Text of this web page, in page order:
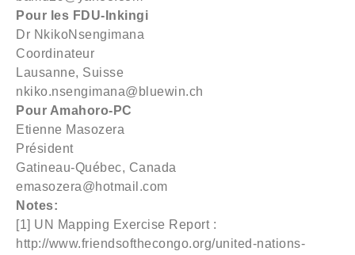
Pour les FDU-Inkingi
Dr NkikoNsengimana
Coordinateur
Lausanne, Suisse
nkiko.nsengimana@bluewin.ch
Pour Amahoro-PC
Etienne Masozera
Président
Gatineau-Québec, Canada
emasozera@hotmail.com
Notes:
[1] UN Mapping Exercise Report :
http://www.friendsofthecongo.org/united-nations-